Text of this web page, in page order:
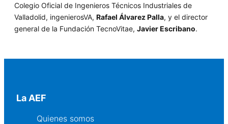
Colegio Oficial de Ingenieros Técnicos Industriales de
Valladolid, ingenierosVA, Rafael Álvarez Palla, y el director
general de la Fundación TecnoVitae, Javier Escribano.
La AEF
Quienes somos